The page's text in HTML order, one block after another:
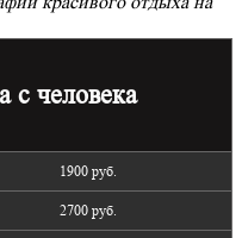
с человека
1900 руб.
2700 руб.